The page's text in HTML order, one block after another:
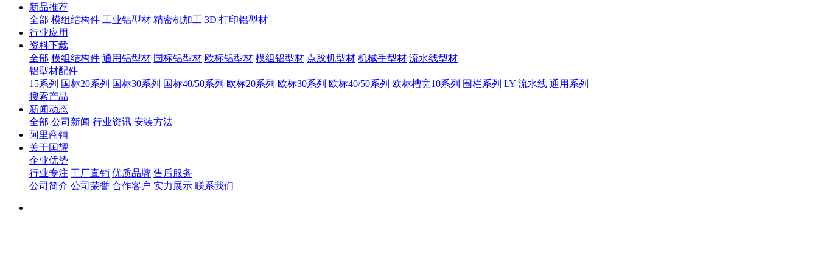
新品推荐
全部 模组结构件 工业铝型材 精密机加工 3D 打印铝型材
行业应用
资料下载
全部 模组结构件 通用铝型材 国标铝型材 欧标铝型材 模组铝型材 点胶机型材 机械手型材 流水线型材
铝型材配件
15系列 国标20系列 国标30系列 国标40/50系列 欧标20系列 欧标30系列 欧标40/50系列 欧标槽宽10系列 围栏系列 LY-流水线 通用系列
搜索产品
新闻动态
全部 公司新闻 行业资讯 安装方法
阿里商铺
关于国耀
企业优势
行业专注 工厂直销 优质品牌 售后服务
公司简介 公司荣誉 合作客户 实力展示 联系我们